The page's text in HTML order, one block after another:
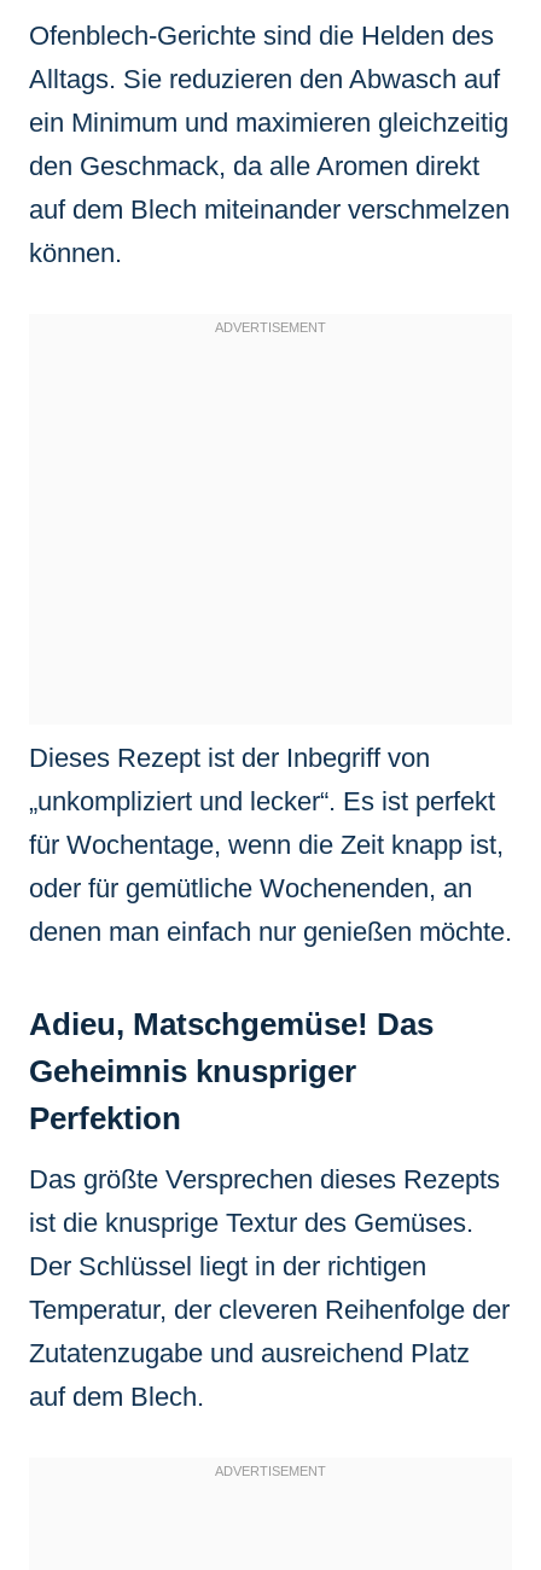
Ofenblech-Gerichte sind die Helden des
Alltags. Sie reduzieren den Abwasch auf
ein Minimum und maximieren gleichzeitig
den Geschmack, da alle Aromen direkt
auf dem Blech miteinander verschmelzen
können.
Dieses Rezept ist der Inbegriff von
„unkompliziert und lecker“. Es ist perfekt
für Wochentage, wenn die Zeit knapp ist,
oder für gemütliche Wochenenden, an
denen man einfach nur genießen möchte.
Adieu, Matschgemüse! Das
Geheimnis knuspriger
Perfektion
Das größte Versprechen dieses Rezepts
ist die knusprige Textur des Gemüses.
Der Schlüssel liegt in der richtigen
Temperatur, der cleveren Reihenfolge der
Zutatenzugabe und ausreichend Platz
auf dem Blech.